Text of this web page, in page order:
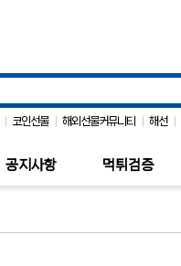
코인선물 해외선물커뮤니티 해선
공지사항 먹튀검증